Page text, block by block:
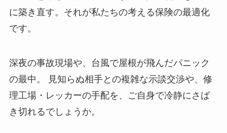
に築き直す。それが私たちの考える保険の最適化
です。
深夜の事故現場や、台風で屋根が飛んだパニック
の最中。 見知らぬ相手との複雑な示談交渉や、修
理工場・レッカーの手配を、ご自身で冷静にさば
き切れるでしょうか。